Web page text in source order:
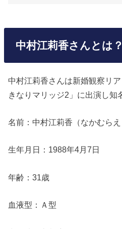
中村江莉香さんとは？
中村江莉香さんは新婚観察リ
きなりマリッジ2」に出演し知
名前：中村江莉香（なかむらえ
生年月日：1988年4月7日
年齢：31歳
血液型：Ａ型